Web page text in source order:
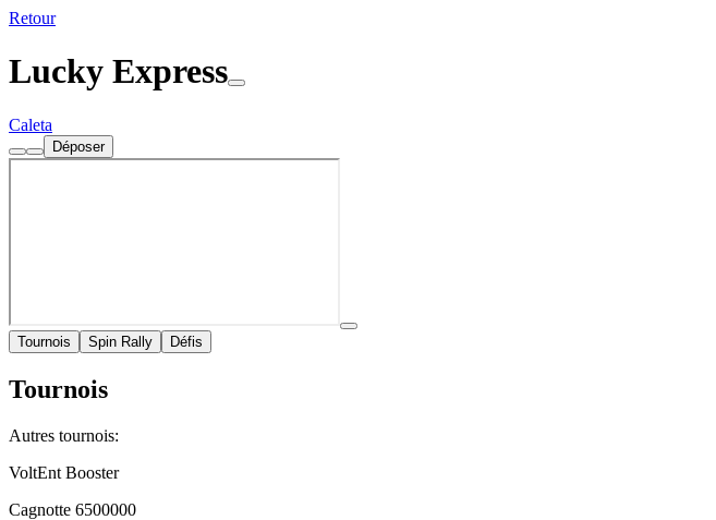
Retour
Lucky Express
Caleta
Déposer
Tournois Spin Rally Défis
Tournois
Autres tournois:
VoltEnt Booster
Cagnotte 6500000